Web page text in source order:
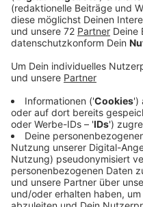
Veröffentlicht:Mittwoch,
„So viele
und Erwachsene wie
die Saerbecker
Gemeinde Saerbeck mit.
hat sich die Anzahl der
Das gilt auch für die
Teilnehmer von